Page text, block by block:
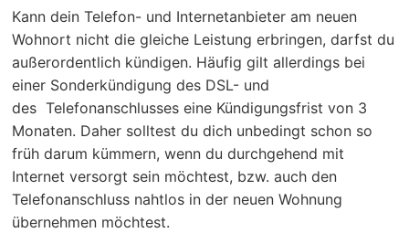
Kann dein Telefon- und Internetanbieter am neuen
Wohnort nicht die gleiche Leistung erbringen, darfst du
außerordentlich kündigen. Häufig gilt allerdings bei
einer Sonderkündigung des DSL- und
des Telefonanschlusses eine Kündigungsfrist von 3
Monaten. Daher solltest du dich unbedingt schon so
früh darum kümmern, wenn du durchgehend mit
Internet versorgt sein möchtest, bzw. auch den
Telefonanschluss nahtlos in der neuen Wohnung
übernehmen möchtest.